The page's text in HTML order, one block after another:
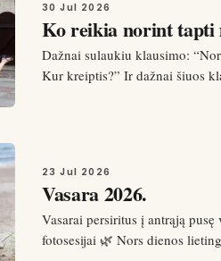
30 Jul 2026
Ko reikia norint tapti
Dažnai sulaukiu klausimo:
Kur kreiptis?” Ir dažnai šiuos
23 Jul 2026
Vasara 2026.
Vasarai persiritus į antrąją
fotosesijai 🌿 Nors dienos